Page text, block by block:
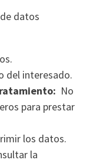
datos
del interesado.
No
para prestar
los datos.
la